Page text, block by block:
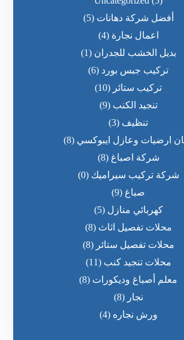
أفضل شركة دهانات (5)
اعمال نجارة (4)
بديل الخشب للجدران (1)
تركيب جبس بورد (6)
تركيب ستائر (10)
تنجيد الكنب (9)
تنظيف (3)
ارضيات وعازل ايبوكسي (8)
شركة اصباغ (8)
شركة تركيب سيراميك (0)
صباغ (9)
كهربائي منازل (5)
محلات تفصيل اثاث (8)
محلات تفصيل ستائر (8)
محلات تنجيد كنب (11)
معلم أصباغ وديكورات (8)
نجار (8)
ورش نجاره (4)